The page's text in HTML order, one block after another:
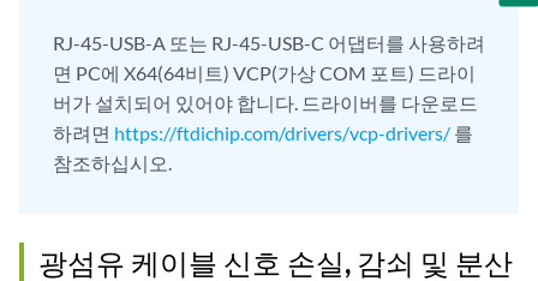
RJ-45-USB-A 또는 RJ-45-USB-C 어댑터를 사용하려
면 PC에 X64(64비트) VCP(가상 COM 포트) 드라이
버가 설치되어 있어야 합니다. 드라이버를 다운로드
하려면 https://ftdichip.com/drivers/vcp-drivers/ 를
참조하십시오.
광섬유 케이블 신호 손실, 감쇠 및 분산